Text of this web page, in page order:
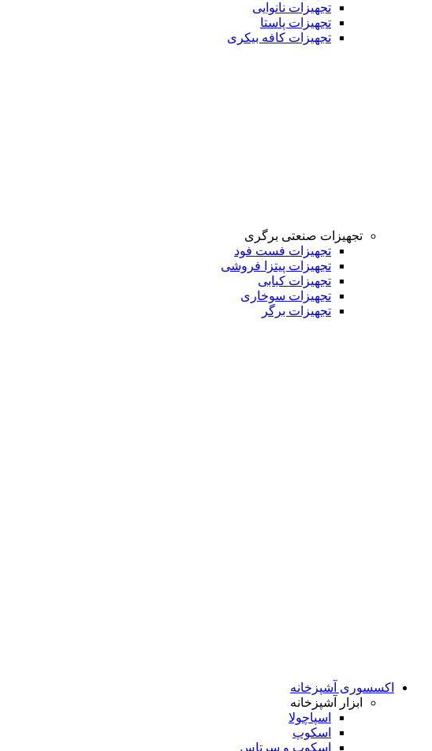
تجهیزات نانوایی
تجهیزات پاستا
تجهیزات کافه بیکری
تجهیزات صنعتی برگری
تجهیزات فست فود
تجهیزات پیتزا فروشی
تجهیزات کبابی
تجهیزات سوخاری
تجهیزات برگر
اکسسوری آشپزخانه
ابزار آشپزخانه
اسپاچولا
اسکوپ
اسکوپ و سرتاس